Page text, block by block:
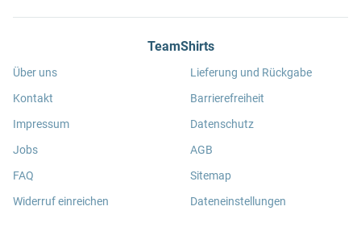
TeamShirts
Über uns
Kontakt
Impressum
Jobs
FAQ
Widerruf einreichen
Lieferung und Rückgabe
Barrierefreiheit
Datenschutz
AGB
Sitemap
Dateneinstellungen